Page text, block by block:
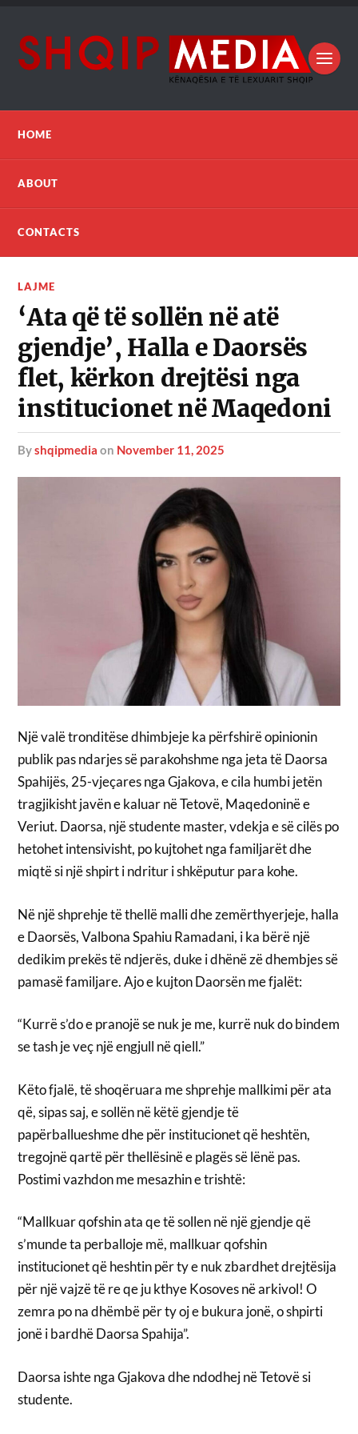
HOME
ABOUT
CONTACTS
LAJME
‘Ata që të sollën në atë
gjendje’, Halla e Daorsës
flet, kërkon drejtësi nga
institucionet në Maqedoni
byshqipmedia on November 11, 2025
Një valë tronditëse dhimbjeje ka përfshirë opinionin
publik pas ndarjes së parakohshme nga jeta të Daorsa
Spahijës, 25-vjeçares nga Gjakova, e cila humbi jetën
tragjikisht javën e kaluar në Tetovë, Maqedoninë e
Veriut. Daorsa, një studente master, vdekja e së cilës po
hetohet intensivisht, po kujtohet nga familjarët dhe
miqtë si një shpirt i ndritur i shkëputur para kohe.
Në një shprehje të thellë malli dhe zemërthyerjeje, halla
e Daorsës, Valbona Spahiu Ramadani, i ka bërë një
dedikim prekës të ndjerës, duke i dhënë zë dhembjes së
pamasë familjare. Ajo e kujton Daorsën me fjalët:
“Kurrë s’do e pranojë se nuk je me, kurrë nuk do bindem
se tash je veç një engjull në qiell.”
Këto fjalë, të shoqëruara me shprehje mallkimi për ata
që, sipas saj, e sollën në këtë gjendje të
papërballueshme dhe për institucionet që heshtën,
tregojnë qartë për thellësinë e plagës së lënë pas.
Postimi vazhdon me mesazhin e trishtë:
“Mallkuar qofshin ata qe të sollen në një gjendje që
s’munde ta perballoje më, mallkuar qofshin
institucionet që heshtin për ty e nuk zbardhet drejtësija
për një vajzë të re qe ju kthye Kosoves në arkivol! O
zemra po na dhëmbë për ty oj e bukura jonë, o shpirti
jonë i bardhë Daorsa Spahija”.
Daorsa ishte nga Gjakova dhe ndodhej në Tetovë si
studente.